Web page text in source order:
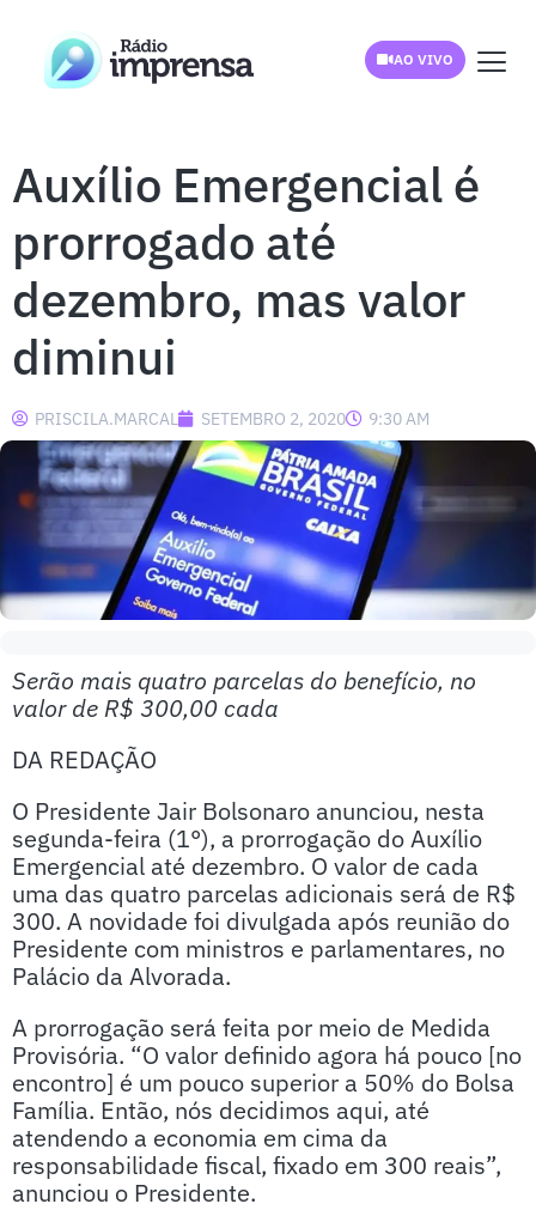
AO VIVO
Auxílio Emergencial é
prorrogado até
dezembro, mas valor
diminui
PRISCILA.MARCAL SETEMBRO 2, 2020 9:30 AM
Serão mais quatro parcelas do benefício, no
valor de R$ 300,00 cada
DA REDAÇÃO
O Presidente Jair Bolsonaro anunciou, nesta
segunda-feira (1°), a prorrogação do Auxílio
Emergencial até dezembro. O valor de cada
uma das quatro parcelas adicionais será de R$
300. A novidade foi divulgada após reunião do
Presidente com ministros e parlamentares, no
Palácio da Alvorada.
A prorrogação será feita por meio de Medida
Provisória. “O valor definido agora há pouco [no
encontro] é um pouco superior a 50% do Bolsa
Família. Então, nós decidimos aqui, até
atendendo a economia em cima da
responsabilidade fiscal, fixado em 300 reais”,
anunciou o Presidente.